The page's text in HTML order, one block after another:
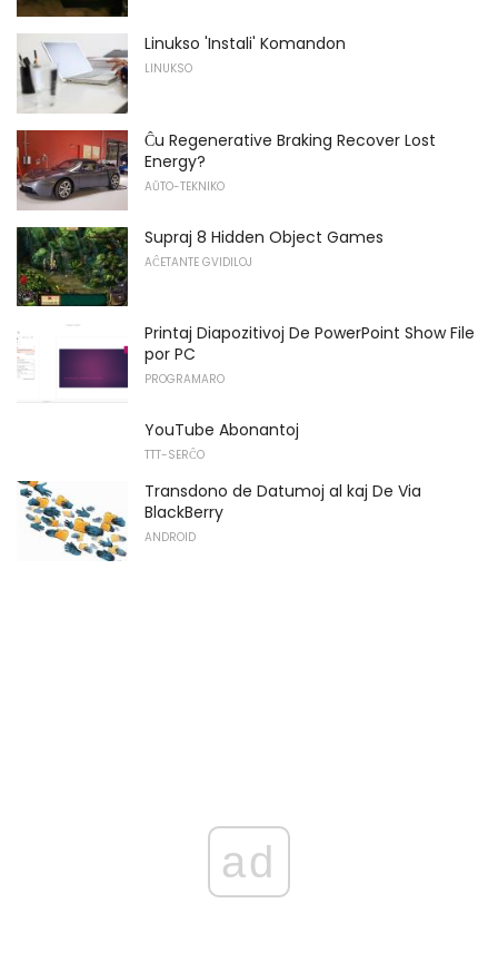
Linukso 'Instali' Komandon
LINUKSO
Ĉu Regenerative Braking Recover Lost
Energy?
AŬTO-TEKNIKO
Supraj 8 Hidden Object Games
AĈETANTE GVIDILOJ
Printaj Diapozitivoj De PowerPoint Show File
por PC
PROGRAMARO
YouTube Abonantoj
TTT-SERĈO
Transdono de Datumoj al kaj De Via
BlackBerry
ANDROID
ad